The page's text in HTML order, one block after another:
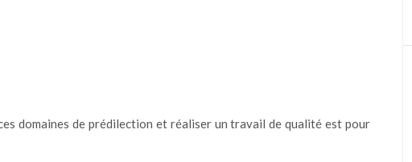
domaines de prédilection et réaliser un travail de qualité est pour